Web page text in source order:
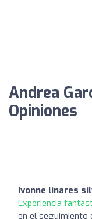
Andrea
Opiniones
Ivonne linares
Experiencia
en el seguimiento